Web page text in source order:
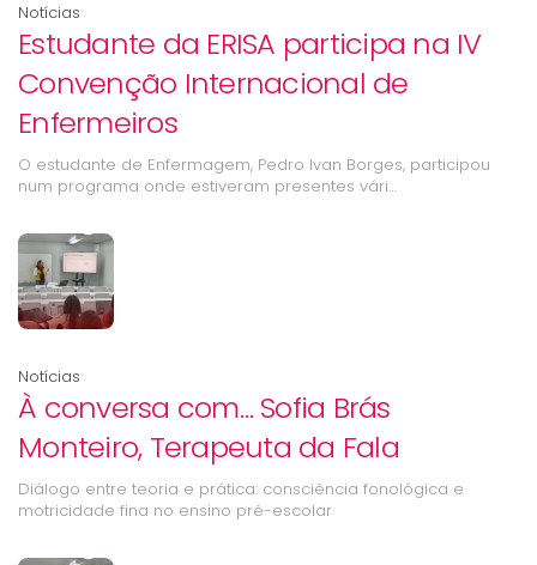
Notícias
Estudante da ERISA participa na IV
Convenção Internacional de
Enfermeiros
O estudante de Enfermagem, Pedro Ivan Borges, participou
num programa onde estiveram presentes vári…
Notícias
À conversa com… Sofia Brás
Monteiro, Terapeuta da Fala
Diálogo entre teoria e prática: consciência fonológica e
motricidade fina no ensino pré-escolar